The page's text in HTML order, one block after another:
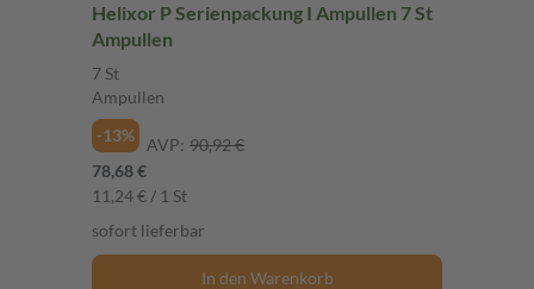
Helixor P Serienpackung I Ampullen 7 St
Ampullen
7 St
Ampullen
-13%
AVP: 90,92 €
78,68 €
11,24 € / 1 St
sofort lieferbar
In den Warenkorb